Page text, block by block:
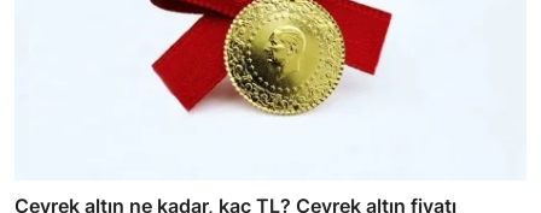
Çeyrek altın ne kadar, kaç TL? Çeyrek altın fiyatı